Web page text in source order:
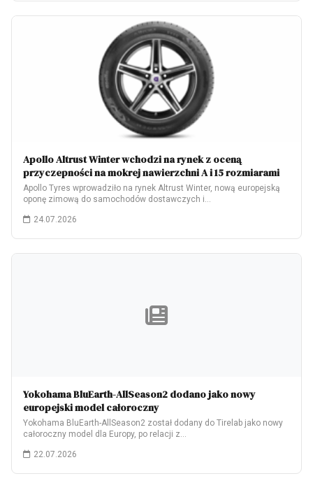
Apollo Altrust Winter wchodzi na rynek z oceną
przyczepności na mokrej nawierzchni A i 15 rozmiarami
Apollo Tyres wprowadziło na rynek Altrust Winter, nową europejską
oponę zimową do samochodów dostawczych i…
24.07.2026
Yokohama BluEarth-AllSeason2 dodano jako nowy
europejski model całoroczny
Yokohama BluEarth-AllSeason2 został dodany do Tirelab jako nowy
całoroczny model dla Europy, po relacji z…
22.07.2026